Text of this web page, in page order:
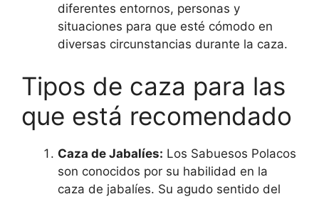
diferentes entornos, personas y
situaciones para que esté cómodo en
diversas circunstancias durante la caza.
Tipos de caza para las
que está recomendado
Caza de Jabalíes: Los Sabuesos Polacos
son conocidos por su habilidad en la
caza de jabalíes. Su agudo sentido del